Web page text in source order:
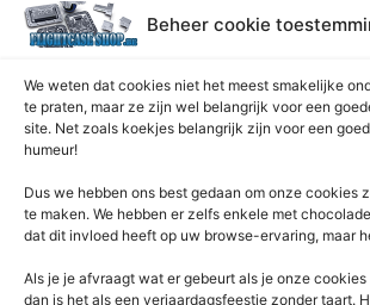
Beheer cookie
We weten dat cookies niet het meest smakelijke
te praten, maar ze zijn wel belangrijk voor een
site. Net zoals koekjes belangrijk zijn voor een
humeur!
Dus we hebben ons best gedaan om onze cookies
te maken. We hebben er zelfs enkele met
dat dit invloed heeft op uw browse-ervaring, maar
Als je je afvraagt ​​wat er gebeurt als je onze
dan is het als een verjaardagsfeestje zonder taart.
Onderhoud pagina
Over ons
Retourrecht
Winkelwagen
Zaagservice – CNC
Contacteer Ons
Rentek BV – Protekt